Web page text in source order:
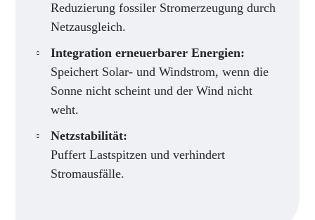
Reduzierung fossiler Stromerzeugung durch
Netzausgleich.
Integration erneuerbarer Energien:
Speichert Solar- und Windstrom, wenn die
Sonne nicht scheint und der Wind nicht
weht.
Netzstabilität:
Puffert Lastspitzen und verhindert
Stromausfälle.